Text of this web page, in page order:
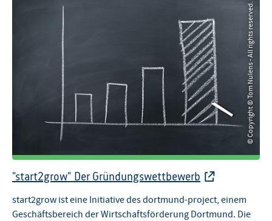
© Copyright © Tom Nulens - All rights reserved.
"start2grow" Der Gründungswettbewerb
start2grow ist eine Initiative des dortmund-project, einem
Geschäftsbereich der Wirtschaftsförderung Dortmund. Die